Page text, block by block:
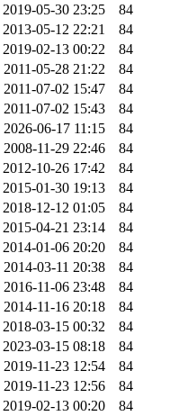
2019-05-30 23:25
84
2013-05-12 22:21
84
2019-02-13 00:22
84
2011-05-28 21:22
84
2011-07-02 15:47
84
2011-07-02 15:43
84
2026-06-17 11:15
84
2008-11-29 22:46
84
2012-10-26 17:42
84
2015-01-30 19:13
84
2018-12-12 01:05
84
2015-04-21 23:14
84
2014-01-06 20:20
84
2014-03-11 20:38
84
2016-11-06 23:48
84
2014-11-16 20:18
84
2018-03-15 00:32
84
2023-03-15 08:18
84
2019-11-23 12:54
84
2019-11-23 12:56
84
2019-02-13 00:20
84